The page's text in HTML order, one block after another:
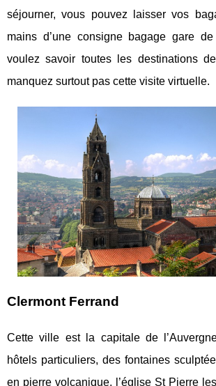
séjourner, vous pouvez laisser vos
mains d’une consigne bagage gare
voulez savoir toutes les destinations
manquez surtout pas cette visite virtuelle.
Clermont Ferrand
Cette ville est la capitale de
hôtels particuliers, des fontaines
en pierre volcanique, l’église St Pierre